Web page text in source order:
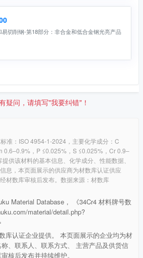
切削钢-第18部分：非合金和低合金钢光亮产品
疑问，请填写"我要纠错"！
准：ISO 4954-1-2024，主要化学成分：C
0.6–0.9%，P ≤0.025%，S ≤0.025%，Cr 0.9–
供该材料的基本信息、化学成分、性能数据、
息，本页面展示的供应商为材数库认证供应
材数库审核后发布。数据来源：材数库
Material Database， 《34Cr4 材料牌号数
material/detail.php?
库认证企业提供。 本页面展示的企业均为材
、联系人、联系方式、 主营产品及供货信
核后发布并持续维护。